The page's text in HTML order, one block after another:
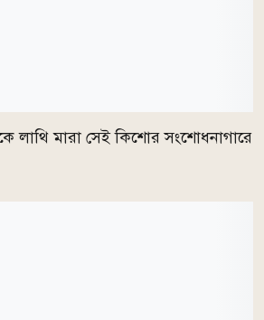
লাথি মারা সেই কিশোর সংশোধনাগারে